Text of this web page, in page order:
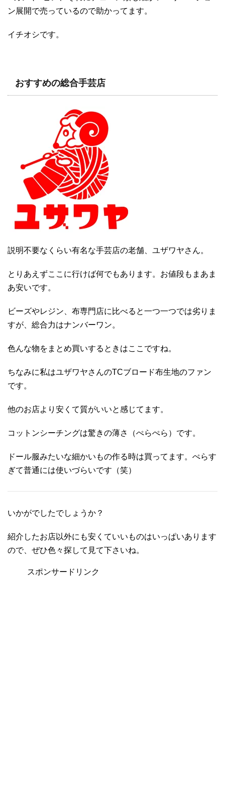
ン展開で売っているので助かってます。
イチオシです。
おすすめの総合手芸店
説明不要なくらい有名な手芸店の老舗、ユザワヤさん。
とりあえずここに行けば何でもあります。お値段もまあま
あ安いです。
ビーズやレジン、布専門店に比べると一つ一つでは劣りま
すが、総合力はナンバーワン。
色んな物をまとめ買いするときはここですね。
ちなみに私はユザワヤさんのTCブロード布生地のファン
です。
他のお店より安くて質がいいと感じてます。
コットンシーチングは驚きの薄さ（ぺらぺら）です。
ドール服みたいな細かいもの作る時は買ってます。ぺらす
ぎて普通には使いづらいです（笑）
いかがでしたでしょうか？
紹介したお店以外にも安くていいものはいっぱいあります
ので、ぜひ色々探して見て下さいね。
スポンサードリンク